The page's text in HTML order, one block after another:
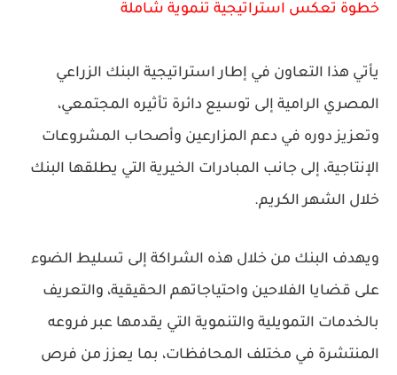
خطوة تعكس استراتيجية تنموية شاملة
يأتي هذا التعاون في إطار استراتيجية البنك الزراعي
المصري الرامية إلى توسيع دائرة تأثيره المجتمعي،
وتعزيز دوره في دعم المزارعين وأصحاب المشروعات
الإنتاجية، إلى جانب المبادرات الخيرية التي يطلقها البنك
خلال الشهر الكريم.
ويهدف البنك من خلال هذه الشراكة إلى تسليط الضوء
على قضايا الفلاحين واحتياجاتهم الحقيقية، والتعريف
بالخدمات التمويلية والتنموية التي يقدمها عبر فروعه
المنتشرة في مختلف المحافظات، بما يعزز من فرص